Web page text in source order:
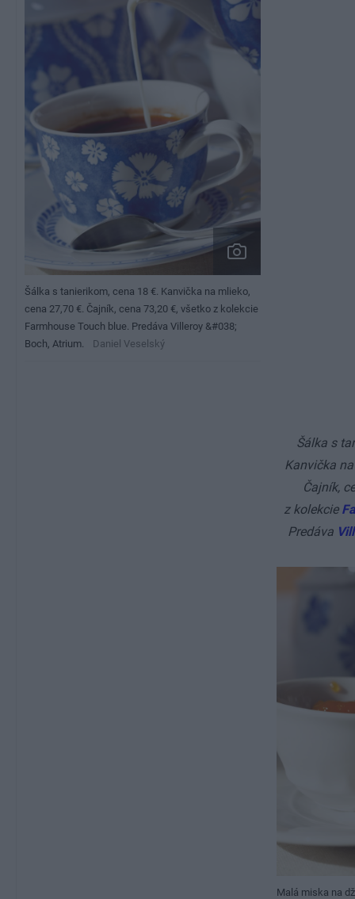
Šálka s tanierikom, cena 18 €. Kanvička na mlieko,
cena 27,70 €. Čajník, cena 73,20 €, všetko z kolekcie
Farmhouse Touch blue. Predáva Villeroy &#038;
Boch, Atrium.
Daniel Veselský
Šálka s
Kanvička
Čajník,
z kolekcie
Predáva
Malá miska na